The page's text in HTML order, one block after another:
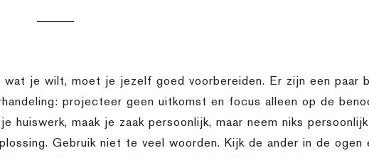
wat je wilt, moet je jezelf goed voorbereiden. Er zijn een paar
projecteer geen uitkomst en focus alleen op de
huiswerk, maak je zaak persoonlijk, maar neem niks
Gebruik niet te veel woorden. Kijk de ander in de ogen